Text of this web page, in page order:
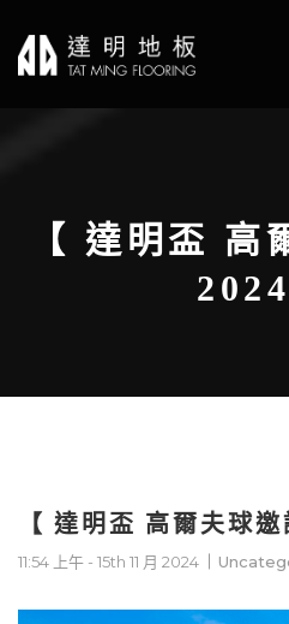
【 達明盃 高
2024
【 達明盃 高爾夫球
11:54 上午 - 15th 11 月 2024